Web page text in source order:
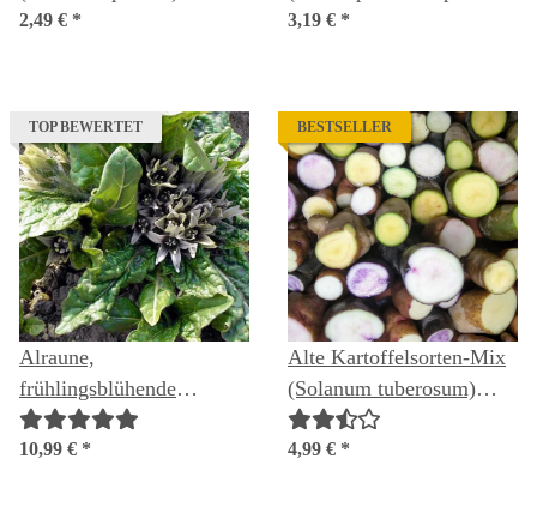
2,49 € *
Samen
3,19 € *
TOP BEWERTET
Alraune,
frühlingsblühende
(Mandragora officinarum)
Samen
10,99 € *
BESTSELLER
Alte Kartoffelsorten-Mix
(Solanum tuberosum)
Samen
4,99 € *